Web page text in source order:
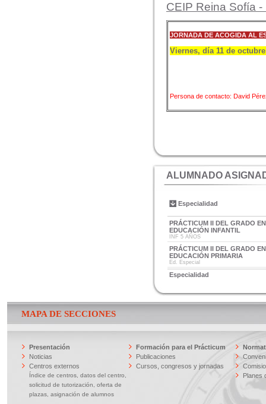
CEIP Reina Sofía
JORNADA DE ACOGIDA AL
Viernes, día 11 de
Persona de contacto: David
ALUMNADO
Especialidad
Especialidad
PRÁCTICUM II DEL GRADO EN
EDUCACIÓN INFANTIL
INF 5 AÑOS
PRÁCTICUM II DEL GRADO EN
EDUCACIÓN PRIMARIA
Ed. Especial
MAPA DE SECCIONES
Presentación
Noticias
Centros externos
Índice de centros, datos del centro,
solicitud de tutorización, oferta de
plazas, asignación de alumnos
Formación para el Prácticum
Publicaciones
Cursos, congresos y jornadas
Planes